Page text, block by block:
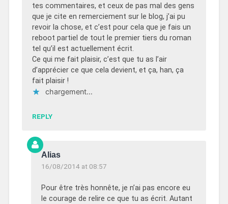
tes commentaires, et ceux de pas mal des gens
que je cite en remerciement sur le blog, j’ai pu
revoir la chose, et c’est pour cela que je fais un
reboot partiel de tout le premier tiers du roman
tel qu’il est actuellement écrit.
Ce qui me fait plaisir, c’est que tu as l’air
d’apprécier ce que cela devient, et ça, han, ça
fait plaisir !
chargement…
REPLY
Alias
16/08/2014 at 08:57
Pour être très honnête, je n’ai pas encore eu
le courage de relire ce que tu as écrit. Autant